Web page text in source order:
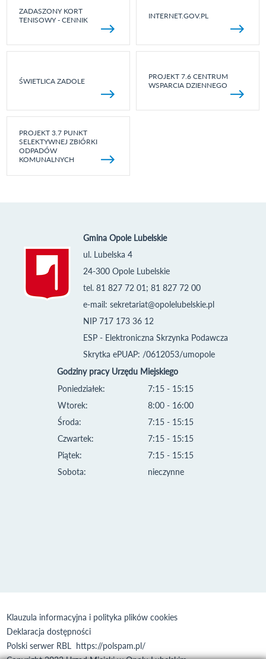
ZADASZONY KORT
TENISOWY - CENNIK
INTERNET.GOV.PL
ŚWIETLICA ZADOLE
PROJEKT 7.6 CENTRUM
WSPARCIA DZIENNEGO
PROJEKT 3.7 PUNKT
SELEKTYWNEJ ZBIÓRKI
ODPADÓW
KOMUNALNYCH
Gmina Opole Lubelskie
ul. Lubelska 4
24-300 Opole Lubelskie
tel. 81 827 72 01; 81 827 72 00
e-mail: sekretariat@opolelubelskie.pl
NIP 717 173 36 12
ESP - Elektroniczna Skrzynka Podawcza
Skrytka ePUAP: /0612053/umopole
Godziny pracy Urzędu Miejskiego
Poniedziałek:
Wtorek:
Środa:
Czwartek:
Piątek:
Sobota:
7:15 - 15:15
8:00 - 16:00
7:15 - 15:15
7:15 - 15:15
7:15 - 15:15
nieczynne
Klauzula informacyjna i polityka plików cookies
Deklaracja dostępności
Polski serwer RBL https://polspam.pl/